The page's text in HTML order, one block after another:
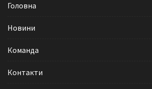
Головна
Новини
Команда
Контакти